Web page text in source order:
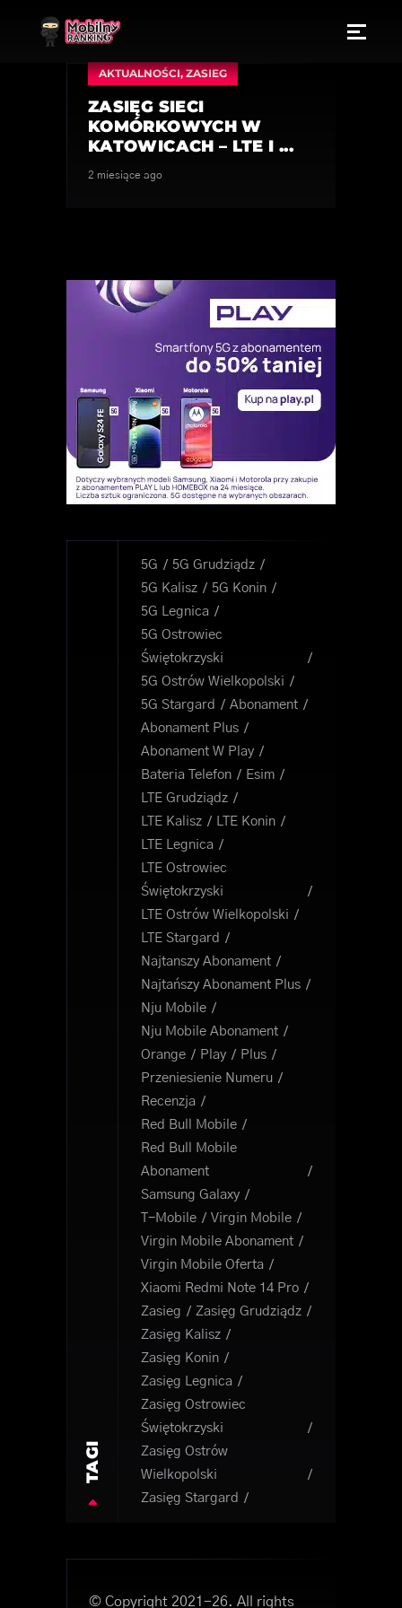
AKTUALNOŚCI,ZASIEG
ZASIĘG SIECI
KOMÓRKOWYCH W
KATOWICACH – LTE I ...
2 miesiące ago
TAGI
5G
5G Grudziądz
5G Kalisz
5G Konin
5G Legnica
5G Ostrowiec
Świętokrzyski
5G Ostrów Wielkopolski
5G Stargard
Abonament
Abonament Plus
Abonament W Play
Bateria Telefon
Esim
LTE Grudziądz
LTE Kalisz
LTE Konin
LTE Legnica
LTE Ostrowiec
Świętokrzyski
LTE Ostrów Wielkopolski
LTE Stargard
Najtanszy Abonament
Najtańszy Abonament Plus
Nju Mobile
Nju Mobile Abonament
Orange
Play
Plus
Przeniesienie Numeru
Recenzja
Red Bull Mobile
Red Bull Mobile
Abonament
Samsung Galaxy
T-Mobile
Virgin Mobile
Virgin Mobile Abonament
Virgin Mobile Oferta
Xiaomi Redmi Note 14 Pro
Zasieg
Zasięg Grudziądz
Zasięg Kalisz
Zasięg Konin
Zasięg Legnica
Zasięg Ostrowiec
Świętokrzyski
Zasięg Ostrów
Wielkopolski
Zasięg Stargard
© Copyright 2021-26. All rights